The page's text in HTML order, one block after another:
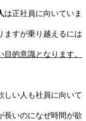
は正社員に向いていま
ますが乗り越えるには
的意識となります。
しい人も社員に向いて
長いのになぜ時間が欲